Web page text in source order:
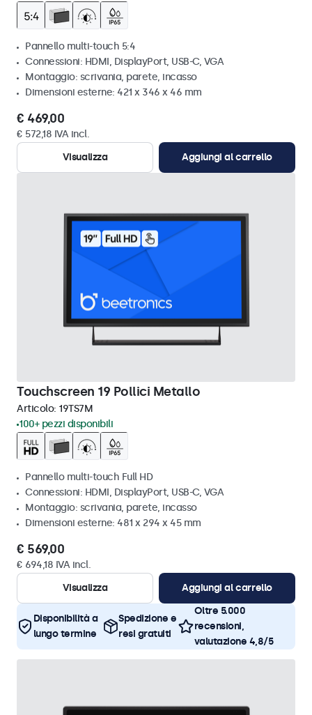
Pannello multi-touch 5:4
Connessioni: HDMI, DisplayPort, USB-C, VGA
Montaggio: scrivania, parete, incasso
Dimensioni esterne: 421 x 346 x 46 mm
€ 469,00
€ 572,18 IVA incl.
Visualizza
Aggiungi al carrello
Touchscreen 19 Pollici Metallo
Articolo: 19TS7M
100+ pezzi disponibili
Pannello multi-touch Full HD
Connessioni: HDMI, DisplayPort, USB-C, VGA
Montaggio: scrivania, parete, incasso
Dimensioni esterne: 481 x 294 x 45 mm
€ 569,00
€ 694,18 IVA incl.
Visualizza
Aggiungi al carrello
Disponibilità a
lungo termine
Spedizione e
resi gratuiti
Oltre 5.000
recensioni,
valutazione 4,8/5